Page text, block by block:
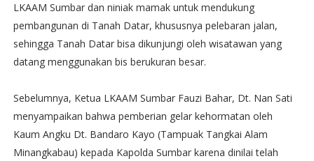
LKAAM Sumbar dan niniak mamak untuk mendukung
pembangunan di Tanah Datar, khususnya pelebaran jalan,
sehingga Tanah Datar bisa dikunjungi oleh wisatawan yang
datang menggunakan bis berukuran besar.
Sebelumnya, Ketua LKAAM Sumbar Fauzi Bahar, Dt. Nan Sati
menyampaikan bahwa pemberian gelar kehormatan oleh
Kaum Angku Dt. Bandaro Kayo (Tampuak Tangkai Alam
Minangkabau) kepada Kapolda Sumbar karena dinilai telah